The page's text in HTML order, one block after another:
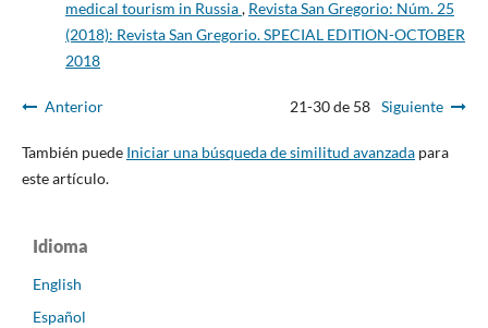
medical tourism in Russia, Revista San Gregorio: Núm. 25
(2018): Revista San Gregorio. SPECIAL EDITION-OCTOBER
2018
Anterior 21-30 de 58 Siguiente
También puede Iniciar una búsqueda de similitud avanzadapara
este artículo.
Idioma
English
Español